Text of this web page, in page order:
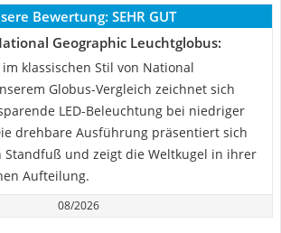
Bewertung: SEHR GUT
Geographic Leuchtglobus:
klassischen Stil von National
Globus-Vergleich zeichnet sich
LED-Beleuchtung bei niedriger
drehbare Ausführung präsentiert sich
Standfuß und zeigt die Weltkugel in ihrer
Aufteilung.
08/2026